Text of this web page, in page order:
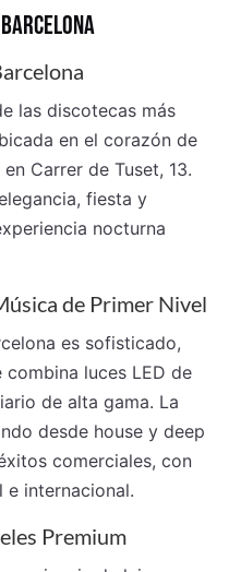
las discotecas más
en el corazón de
Carrer de Tuset, 13.
fiesta y
nocturna
de Primer Nivel
es sofisticado,
luces LED de
de alta gama. La
desde house y deep
comerciales, con
e internacional.
Premium